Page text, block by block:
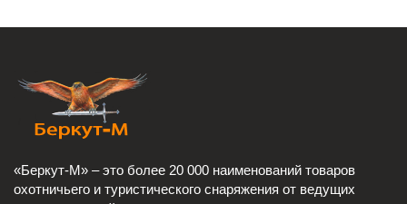
«Беркут-М» – это более 20 000 наименований товаров
охотничьего и туристического снаряжения от ведущих